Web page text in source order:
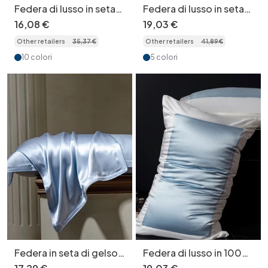
Federa di lusso in seta
Mulberry 40 Momme
con bordino a
contrasto - 1 pezzo
16,08€
Other retailers 35,37€
10 colori
Federa di lusso in seta
di gelso di grado 6A,
40 momme - 1 pezzo
19,03€
Other retailers 41,89€
5 colori
Federa in seta di gelso
di grado 6A, 40
Federa di lusso in 100%
seta 40 Momme - 1